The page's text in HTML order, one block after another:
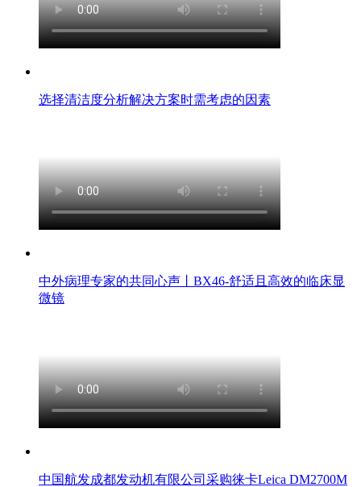
选择清洁度分析解决方案时需考虑的因素
中外病理专家的共同心声丨BX46-舒适且高效的临床显
微镜
中国航发成都发动机有限公司采购徕卡Leica DM2700M